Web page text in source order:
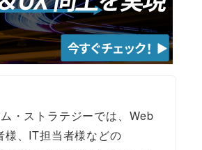
・ストラテジーでは、Web
様、IT担当者様などの